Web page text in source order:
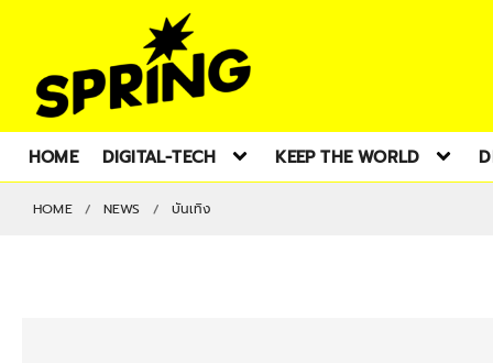
HOME DIGITAL-TECH KEEP THE WORLD
HOME NEWS บันเทิง